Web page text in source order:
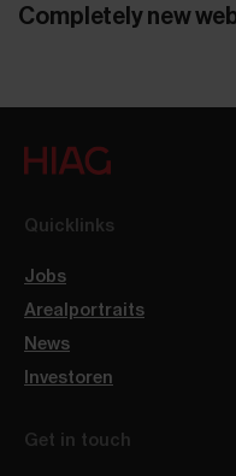
Completely new
Quicklinks
Jobs
Arealportraits
News
Investoren
Get in touch